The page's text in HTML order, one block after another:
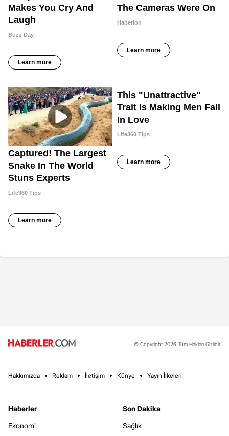
© Copyright 2026 Tüm Hakları Gizlidir.
Hakkımızda Reklam İletişim Künye Yayın İlkeleri
Haberler
Ekonomi
Son Dakika
Sağlık